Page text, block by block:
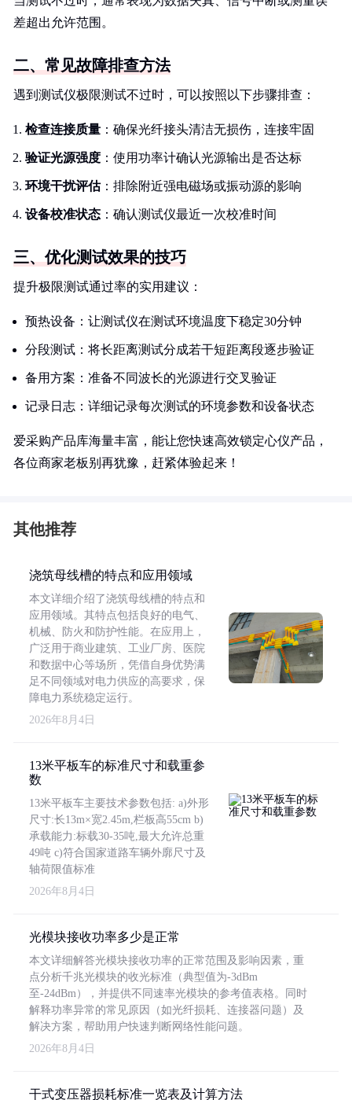
差超出允许范围。
二、常见故障排查方法
遇到测试仪极限测试不过时，可以按照以下步骤排查：
检查连接质量 ：确保光纤接头清洁无损伤，连接牢固
验证光源强度 ：使用功率计确认光源输出是否达标
环境干扰评估：排除附近强电磁场或振动源的影响
设备校准状态 ：确认测试仪最近一次校准时间
三、优化测试效果的技巧
提升极限测试通过率的实用建议：
预热设备：让测试仪在测试环境温度下稳定30分钟
分段测试：将长距离测试分成若干短距离段逐步验证
备用方案：准备不同波长的光源进行交叉验证
记录日志：详细记录每次测试的环境参数和设备状态
爱采购产品库海量丰富，能让您快速高效锁定心仪产品，
各位商家老板别再犹豫，赶紧体验起来！
其他推荐
浇筑母线槽的特点和应用领域
本文详细介绍了浇筑母线槽的特点和
应用领域。其特点包括良好的电气、
机械、防火和防护性能。在应用上，
广泛用于商业建筑、工业厂房、医院
和数据中心等场所，凭借自身优势满
足不同领域对电力供应的高要求，保
障电力系统稳定运行。
2026年8月4日
13米平板车的标准尺寸和载重参
数
13米平板车主要技术参数包括: a)外形
尺寸:长13m×宽2.45m,栏板高55cm b)
承载能力:标载30-35吨,最大允许总重
49吨 c)符合国家道路车辆外廓尺寸及
轴荷限值标准
2026年8月4日
光模块接收功率多少是正常
本文详细解答光模块接收功率的正常范围及影响因素，重
点分析千兆光模块的收光标准（典型值为-3dBm
至-24dBm），并提供不同速率光模块的参考值表格。同时
解释功率异常的常见原因（如光纤损耗、连接器问题）及
解决方案，帮助用户快速判断网络性能问题。
2026年8月4日
干式变压器损耗标准一览表及计算方法